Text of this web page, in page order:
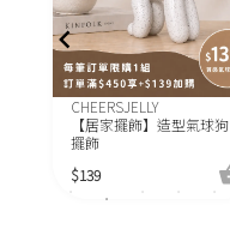
CHEERSJELLY
【收納大師】起司造型收
納罐
$89